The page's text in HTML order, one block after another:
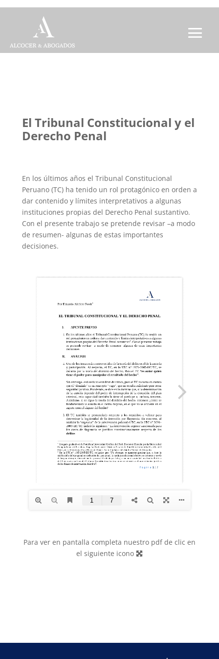
El Tribunal Constitucional y el
Derecho Penal
En los últimos años el Tribunal Constitucional
Peruano (TC) ha tenido un rol protagónico en orden a
dar contenido y límites interpretativos a algunas
instituciones propias del Derecho Penal sustantivo.
Con el presente trabajo se pretende revisar –a modo
de resumen- algunas de estas importantes
decisiones.
Para ver en pantalla completa nuestro pdf de clic en
el siguiente icono